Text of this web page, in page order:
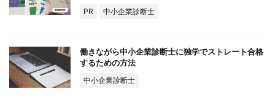
PR 中小企業診断士
働きながら中小企業診断士に独学でストレート合格
するための方法
中小企業診断士